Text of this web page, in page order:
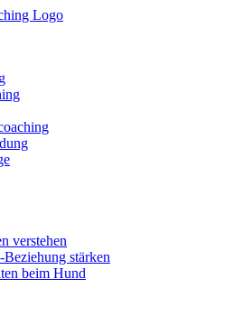
verstehen
stärken
beim Hund